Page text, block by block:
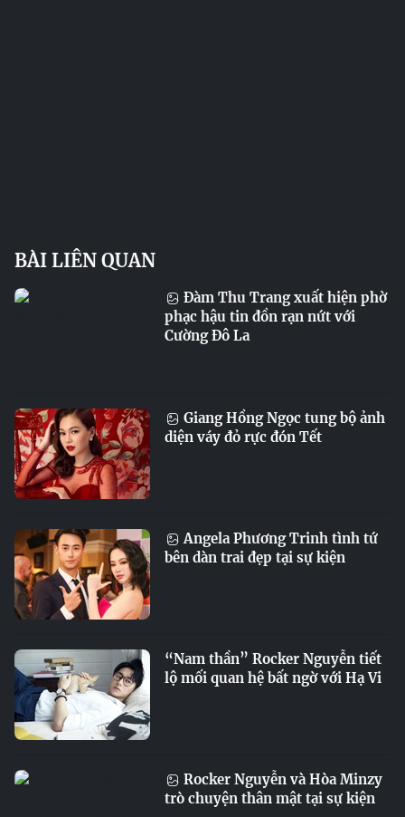
BÀI LIÊN QUAN
Đàm Thu Trang xuất hiện phờ
phạc hậu tin đồn rạn nứt với
Cường Đô La
Giang Hồng Ngọc tung bộ ảnh
diện váy đỏ rực đón Tết
Angela Phương Trinh tình tứ
bên dàn trai đẹp tại sự kiện
“Nam thần” Rocker Nguyễn tiết
lộ mối quan hệ bất ngờ với Hạ Vi
Rocker Nguyễn và Hòa Minzy
trò chuyện thân mật tại sự kiện